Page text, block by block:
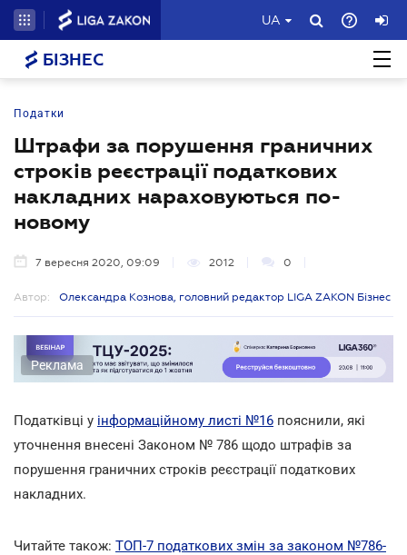
UA
БІЗНЕС
Податки
Штрафи за порушення граничних
строків реєстрації податкових
накладних нараховуються по-
новому
7 вересня 2020, 09:09 2012 0
Автор: Олександра Кознова, головний редактор LIGA ZAKON Бізнес
Реклама
Податківці у інформаційному листі №16 пояснили, які
уточнення внесені Законом № 786 щодо штрафів за
порушення граничних строків реєстрації податкових
накладних.
Читайте також: ТОП-7 податкових змін за законом №786-